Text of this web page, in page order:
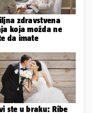
zdravstvena
koja možda ne
da imate
ste u braku: Ribe